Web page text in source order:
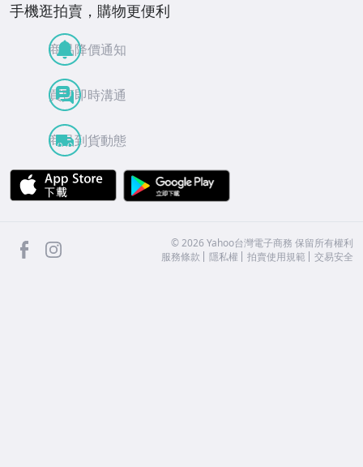
手機逛拍賣，購物更便利
商品降價通知
買賣即時溝通
商品到貨動態
APP Store
facebook ©2026 Yahoo台灣電子商務 保留所有權利
服務條款
隱私權 拍賣使用規範 交易安全